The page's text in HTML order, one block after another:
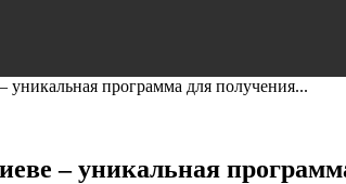
программа для получения...
– уникальная